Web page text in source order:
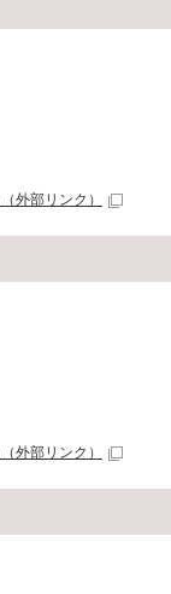
（外部リンク）
（外部リンク）